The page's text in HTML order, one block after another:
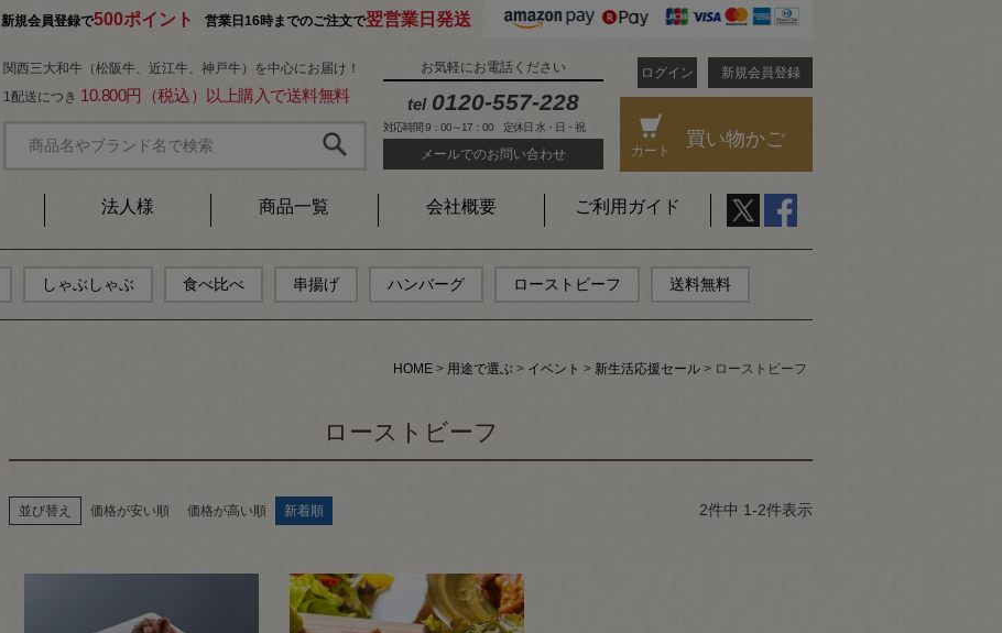
新規会員登録で500ポイント 営業日16時までのご注文で翌営業日発送
関西三大和牛（松阪牛、近江牛、神戸牛）を中心にお届け！
1配送につき 10.800円（税込）以上購入で送料無料
お気軽にお電話ください
tel 0120-557-228
対応時間 9：00～17：00 定休日 水・日・祝
メールでのお問い合わせ
ログイン 新規会員登録
カート
買い物かご
法人様 商品一覧 会社概要 ご利用ガイド
しゃぶしゃぶ 食べ比べ 串揚げ ハンバーグ ローストビーフ 送料無料
HOME 用途で選ぶ イベント 新生活応援セール ローストビーフ
ローストビーフ
並び替え 価格が安い順 価格が高い順 新着順 2件中 1-2件表示